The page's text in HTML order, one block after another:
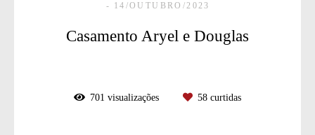
14/OUTUBRO/2023
Casamento Aryel e Douglas
701 visualizações 58 curtidas